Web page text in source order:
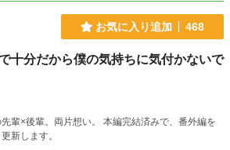
お気に入り追加 468
十分だから僕の気持ちに気付かないで
輩×後輩。両片想い。 本編完結済みで、番外編を
新します。